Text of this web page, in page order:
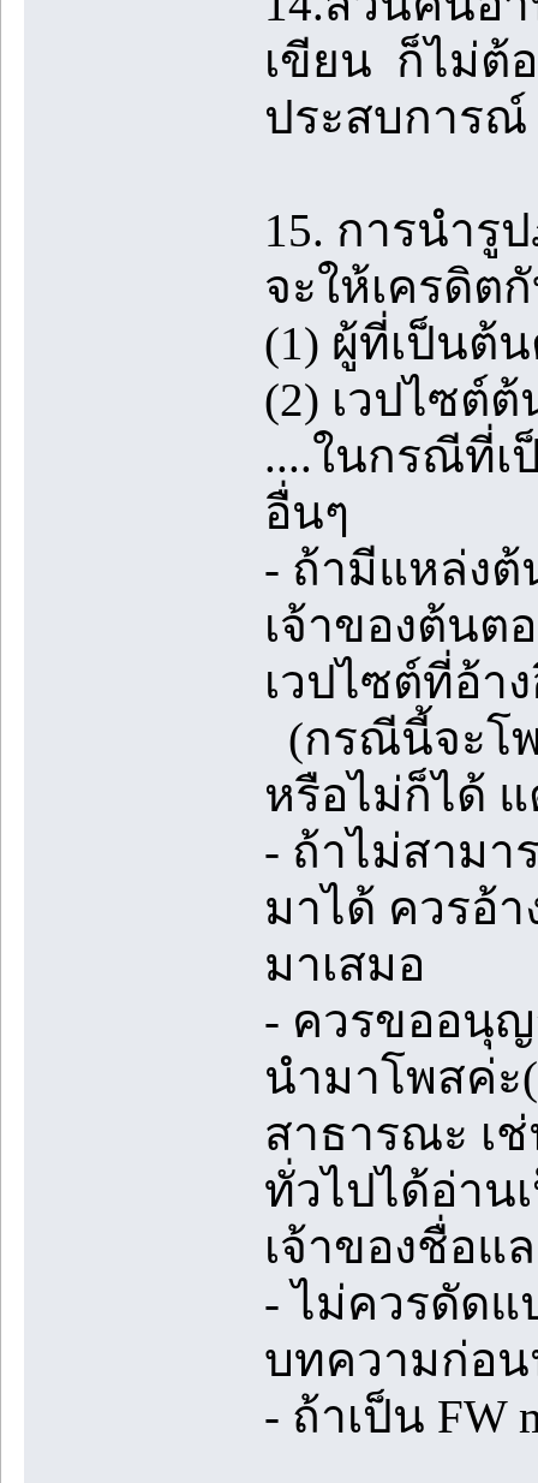
เขียน ก็ไม่ต้
ประสบการ
15. การนำรู
จะให้เครดิต
(1) ผู้ที่เป็นต้
(2) เวปไซต์
....ในกรณีที่เ
อื่นๆ
- ถ้ามีแหล่ง
เจ้าของต้น
เวปไซต์ที่อ้า
(กรณีนี้จะโ
หรือไม่ก็ได้
- ถ้าไม่สามา
มาได้ ควรอ้
มาเสมอ
- ควรขออนุญ
นำมาโพสค่ะ
สาธารณะ เ
ทั่วไปได้อ่าน
เจ้าของชื่อแ
- ไม่ควรดัดแ
บทความก่อ
- ถ้าเป็น FW